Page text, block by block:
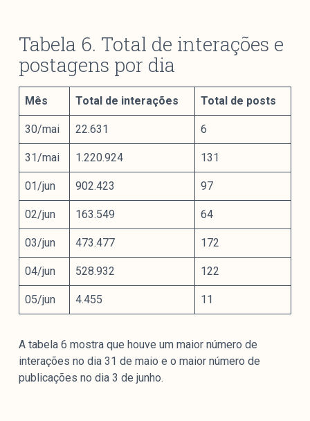
Tabela 6. Total de interações e
postagens por dia
Mês Total de interações Total de posts
30/mai 22.631 6
31/mai 1.220.924 131
01/jun 902.423 97
02/jun 163.549 64
03/jun 473.477 172
04/jun 528.932 122
05/jun 4.455 11
A tabela 6 mostra que houve um maior número de
interações no dia 31 de maio e o maior número de
publicações no dia 3 de junho.